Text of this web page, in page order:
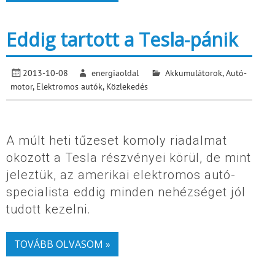
Eddig tartott a Tesla-pánik
2013-10-08 energiaoldal Akkumulátorok,Autó-
motor, Elektromos autók, Közlekedés
A múlt heti tűzeset komoly riadalmat
okozott a Tesla részvényei körül, de mint
jeleztük, az amerikai elektromos autó-
specialista eddig minden nehézséget jól
tudott kezelni.
TOVÁBB OLVASOM »